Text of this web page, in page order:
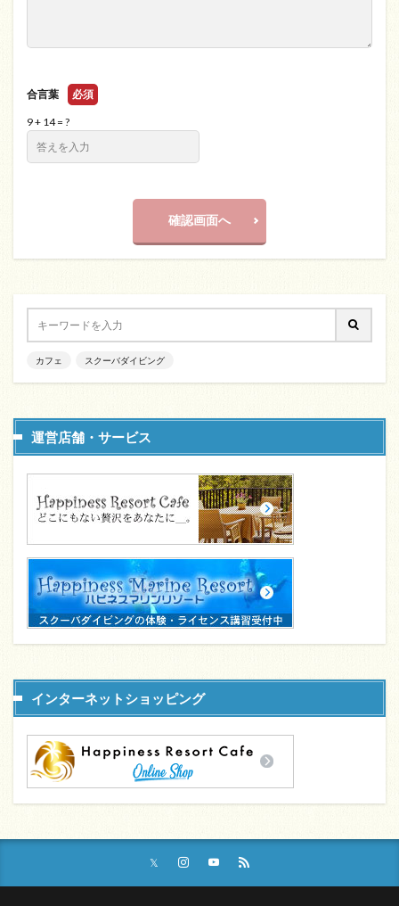
合言葉 必須
9 + 14 = ?
確認画面へ
カフェ スクーバダイビング
運営店舗・サービス
インターネットショッピング